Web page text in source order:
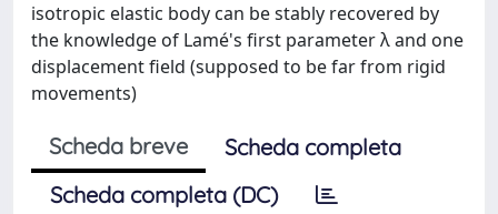
isotropic elastic body can be stably recovered by
the knowledge of Lamé's first parameter λ and one
displacement field (supposed to be far from rigid
movements)
Scheda breve
Scheda completa
Scheda completa (DC)